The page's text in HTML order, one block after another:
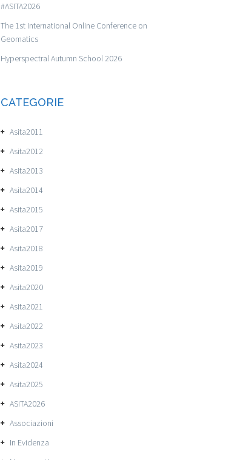
#ASITA2026
The 1st International Online Conference on
Geomatics
Hyperspectral Autumn School 2026
CATEGORIE
Asita2011
Asita2012
Asita2013
Asita2014
Asita2015
Asita2017
Asita2018
Asita2019
Asita2020
Asita2021
Asita2022
Asita2023
Asita2024
Asita2025
ASITA2026
Associazioni
In Evidenza